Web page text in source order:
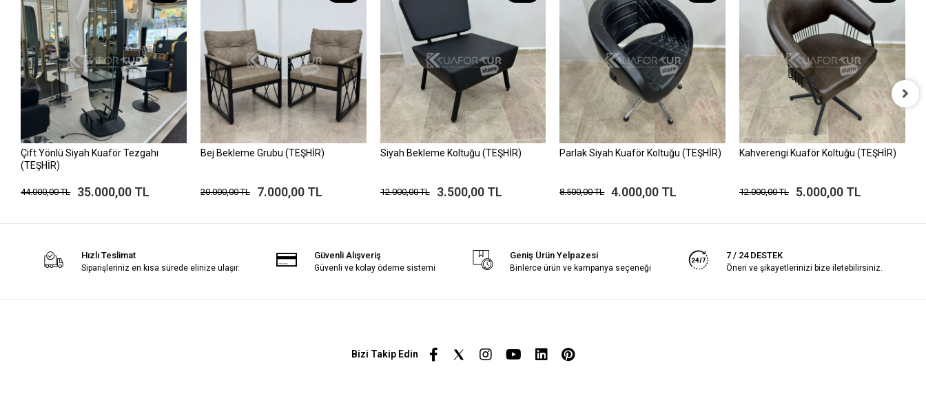
Çift Yönlü Siyah Kuaför Tezgahı
(TEŞHİR)
44.000,00 TL 35.000,00 TL
Bej Bekleme Grubu (TEŞHİR)
20.000,00 TL 7.000,00 TL
Siyah Bekleme Koltuğu (TEŞHİR)
12.000,00 TL 3.500,00 TL
Parlak Siyah Kuaför Koltuğu (TEŞHİR)
8.500,00 TL 4.000,00 TL
Kahverengi Kuaför Koltuğu (TEŞHİR)
12.000,00 TL 5.000,00 TL
Hızlı Teslimat
Siparişleriniz en kısa sürede elinize ulaşır.
Güvenli Alışveriş
Güvenli ve kolay ödeme sistemi
Geniş Ürün Yelpazesi
Binlerce ürün ve kampanya seçeneği
7 / 24 DESTEK
Öneri ve şikayetlerinizi bize iletebilirsiniz.
Bizi Takip Edin